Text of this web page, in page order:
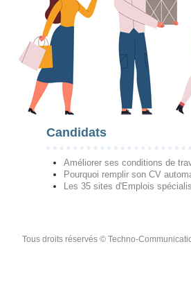
Candidats
Améliorer ses conditions de
Pourquoi remplir son CV
Les 35 sites d'Emplois
Tous droits réservés © Techno-